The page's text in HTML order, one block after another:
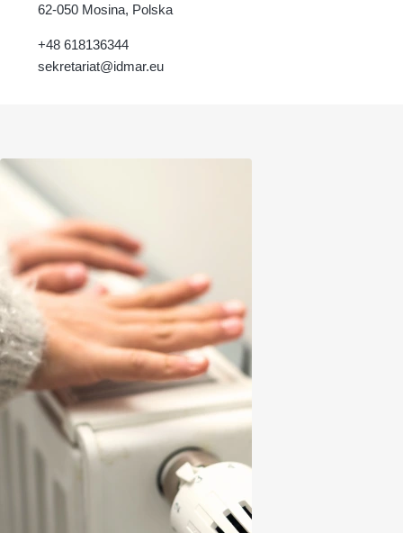
62-050 Mosina, Polska
+48 618136344
sekretariat@idmar.eu